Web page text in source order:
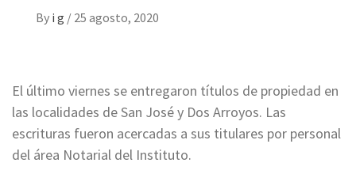
By i g / 25 agosto, 2020
El último viernes se entregaron títulos de propiedad en
las localidades de San José y Dos Arroyos. Las
escrituras fueron acercadas a sus titulares por personal
del área Notarial del Instituto.